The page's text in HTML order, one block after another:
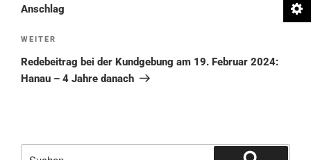
Anschlag
Nächster
Beitrag
WEITER
Redebeitrag bei der Kundgebung am 19. Februar 2024:
Hanau – 4 Jahre danach